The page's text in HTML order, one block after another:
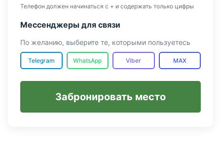
Телефон должен начинаться с + и содержать только цифры
Мессенджеры для связи
По желанию, выберите те, которыми пользуетесь
Telegram WhatsApp Viber MAX
Забронировать место